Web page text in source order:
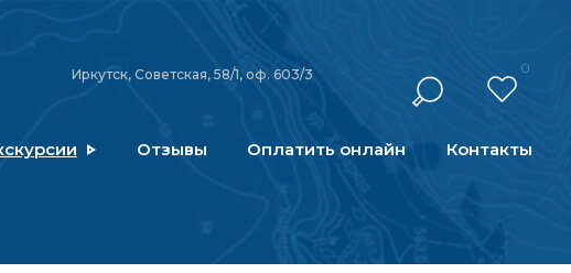
Иркутск, Советская, 58/1, оф. 603/3 0
Отзывы Оплатить онлайн Контакты